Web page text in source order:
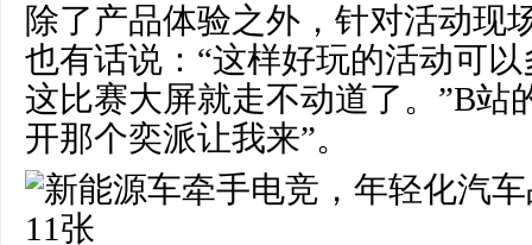
除了产品体验之外，针对活动现
也有话说：“这样好玩的活动可
这比赛大屏就走不动道了。”B站
开那个奕派让我来”。